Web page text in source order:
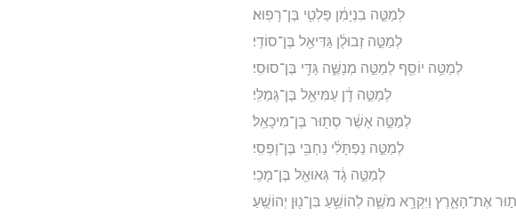
לְמַטֵּ֣ה בִנְיָמִ֔ן פַּלְטִ֖י בֶּן־רָפֽוּא׃
לְמַטֵּ֣ה זְבוּלֻ֔ן גַּדִּיאֵ֖ל בֶּן־סוֹדִֽי׃
לְמַטֵּ֥ה יוֹסֵ֖ף לְמַטֵּ֣ה מְנַשֶּׁ֑ה גַּדִּ֖י בֶּן־סוּסִֽי׃
לְמַטֵּ֣ה דָ֔ן עַמִּיאֵ֖ל בֶּן־גְּמַלִּֽי׃
לְמַטֵּ֣ה אָשֵׁ֔ר סְת֖וּר בֶּן־מִיכָאֵֽל׃
לְמַטֵּ֣ה נַפְתָּלִ֔י נַחְבִּ֖י בֶּן־וָפְסִֽי׃
לְמַטֵּ֣ה גָ֔ד גְּאוּאֵ֖ל בֶּן־מָכִֽי׃
וַיִּקְרָ֥א מֹשֶׁ֛ה לְהוֹשֵׁ֥עַ בִּן־נ֖וּן יְהוֹשֻֽׁעַ׃